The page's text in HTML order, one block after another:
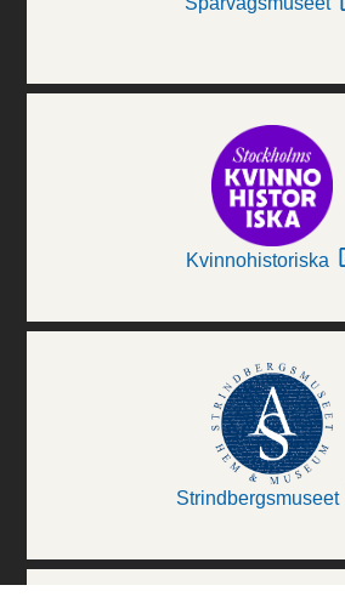
Kvinnohistoriska
Strindbergsmuseet